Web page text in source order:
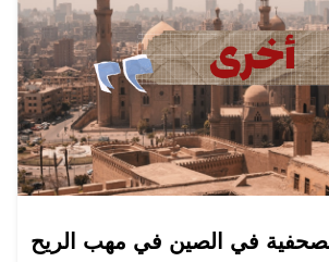
الصحفية في الصين في مهب الريح